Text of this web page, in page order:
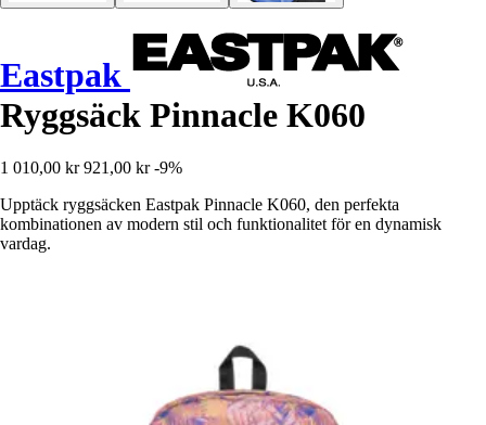
Eastpak
Ryggsäck Pinnacle K060
1 010,00 kr 921,00 kr -9%
Upptäck ryggsäcken Eastpak Pinnacle K060, den perfekta
kombinationen av modern stil och funktionalitet för en dynamisk
vardag.